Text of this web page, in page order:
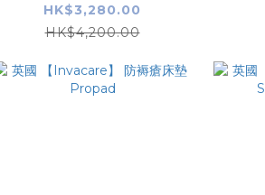
HK$3,280.00
HK$4,200.00